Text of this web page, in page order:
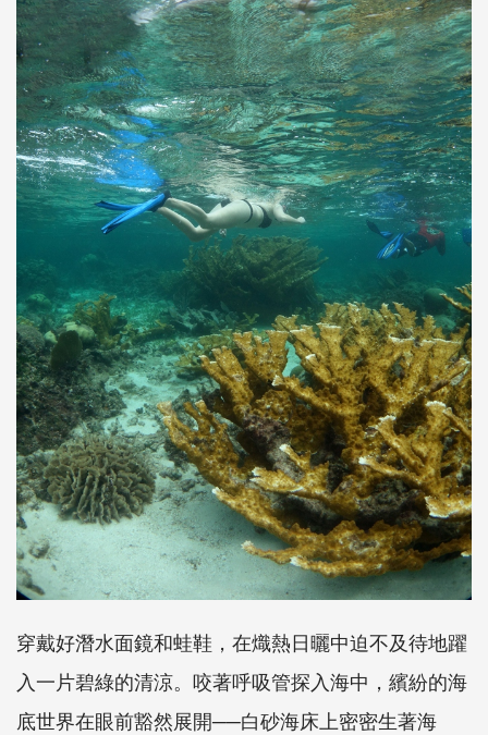
穿戴好潛水面鏡和蛙鞋，在熾熱日曬中迫不及待地躍
入一片碧綠的清涼。咬著呼吸管探入海中，繽紛的海
底世界在眼前豁然展開──白砂海床上密密生著海